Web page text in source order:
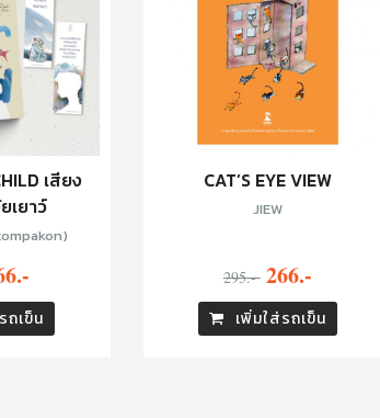
เสียง
เยาว์
ถเข็น
CAT’S EYE VIEW
JIEW
295.- 266.-
เพิ่มใส่รถเข็น